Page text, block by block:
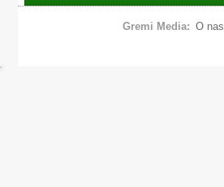
Gremi Media: O nas